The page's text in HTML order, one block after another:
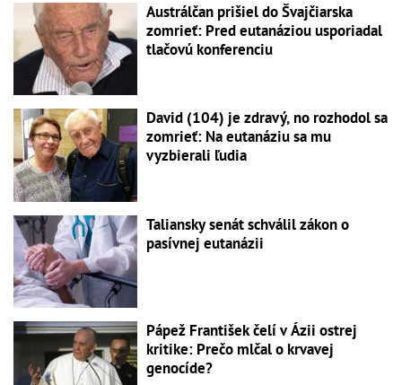
Austrálčan prišiel do Švajčiarska
zomrieť: Pred eutanáziou usporiadal
tlačovú konferenciu
David (104) je zdravý, no rozhodol sa
zomrieť: Na eutanáziu sa mu
vyzbierali ľudia
Taliansky senát schválil zákon o
pasívnej eutanázii
Pápež František čelí v Ázii ostrej
kritike: Prečo mlčal o krvavej
genocíde?